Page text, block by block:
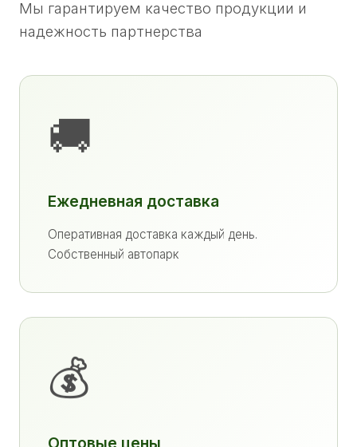
Мы гарантируем качество продукции и
надежность партнерства
🚚
Ежедневная доставка
Оперативная доставка каждый день.
Собственный автопарк
💰
Оптовые цены